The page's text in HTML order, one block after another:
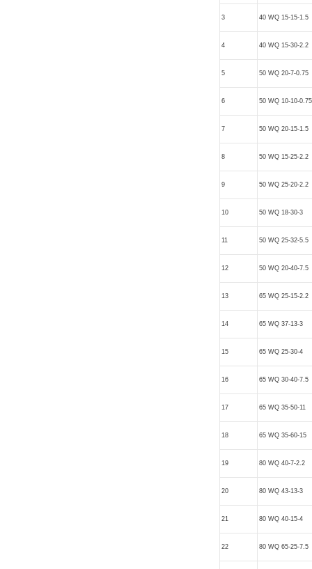
3 40 WQ 15-15-1.5
4 40 WQ 15-30-2.2
5 50 WQ 20-7-0.75
6 50 WQ 10-10-0.75
7 50 WQ 20-15-1.5
8 50 WQ 15-25-2.2
9 50 WQ 25-20-2.2
10 50 WQ 18-30-3
11 50 WQ 25-32-5.5
12 50 WQ 20-40-7.5
13 65 WQ 25-15-2.2
14 65 WQ 37-13-3
15 65 WQ 25-30-4
16 65 WQ 30-40-7.5
17 65 WQ 35-50-11
18 65 WQ 35-60-15
19 80 WQ 40-7-2.2
20 80 WQ 43-13-3
21 80 WQ 40-15-4
22 80 WQ 65-25-7.5